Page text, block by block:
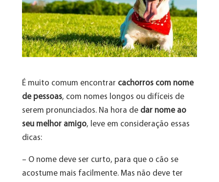
É muito comum encontrar cachorros com nome
de pessoas, com nomes longos ou difíceis de
serem pronunciados. Na hora de dar nome ao
seu melhor amigo, leve em consideração essas
dicas:
– O nome deve ser curto, para que o cão se
acostume mais facilmente. Mas não deve ter